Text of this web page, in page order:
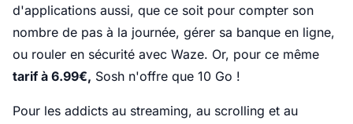
d'applications aussi, que ce soit pour compter son
nombre de pas à la journée, gérer sa banque en ligne,
ou rouler en sécurité avec Waze. Or, pour ce même
tarif à 6.99€, Sosh n'offre que 10 Go !
Pour les addicts au streaming, au scrolling et au